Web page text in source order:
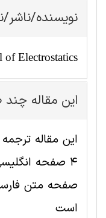
نویسنده/
of Electrostatics
این مقاله
این مقاله
صفحه متن
است